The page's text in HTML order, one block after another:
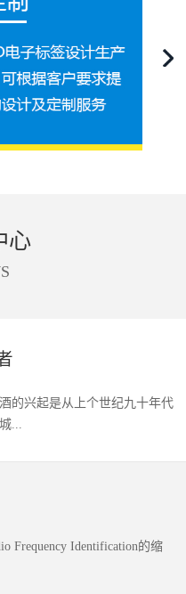
心
兴起是从上个世纪九十年代
...
Frequency Identification的缩